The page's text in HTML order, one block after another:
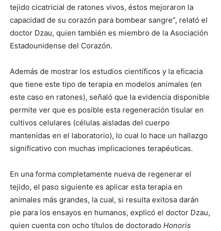
tejido cicatricial de ratones vivos, éstos mejoraron la
capacidad de su corazón para bombear sangre”, relató el
doctor Dzau, quien también es miembro de la Asociación
Estadounidense del Corazón.
Además de mostrar los estudios científicos y la eficacia
que tiene este tipo de terapia en modelos animales (en
este caso en ratones), señaló que la evidencia disponible
permite ver que es posible esta regeneración tisular en
cultivos celulares (células aisladas del cuerpo
mantenidas en el laboratorio), lo cual lo hace un hallazgo
significativo con muchas implicaciones terapéuticas.
En una forma completamente nueva de regenerar el
tejido, el paso siguiente es aplicar esta terapia en
animales más grandes, la cual, si resulta exitosa darán
pie para los ensayos en humanos, explicó el doctor Dzau,
quien cuenta con ocho títulos de doctorado Honoris